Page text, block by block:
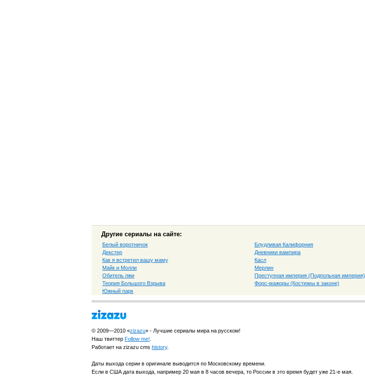
Другие сериалы на сайте:
Белый воротничок Блудливая Калифорния
Декстер
Дневники вампира
Как я встретил вашу маму
Касл
Майк и Молли
Мерлин
Обитель лжи
Преступная империя (Подпольная империя)
Теория Большого Взрыва
Форс-мажоры (Костюмы в законе)
Южный парк
© 2009—2010 «zizazu» - Лучшие сериалы мира на русском!
Наш твиттер Follow me!
Работает на zizazu cms history.
Даты выхода серии в оригинале выводится по Московскому времени.
Если в США дата выхода, например 20 мая в 8 часов вечера, то России в это время будет уже 21-е мая.